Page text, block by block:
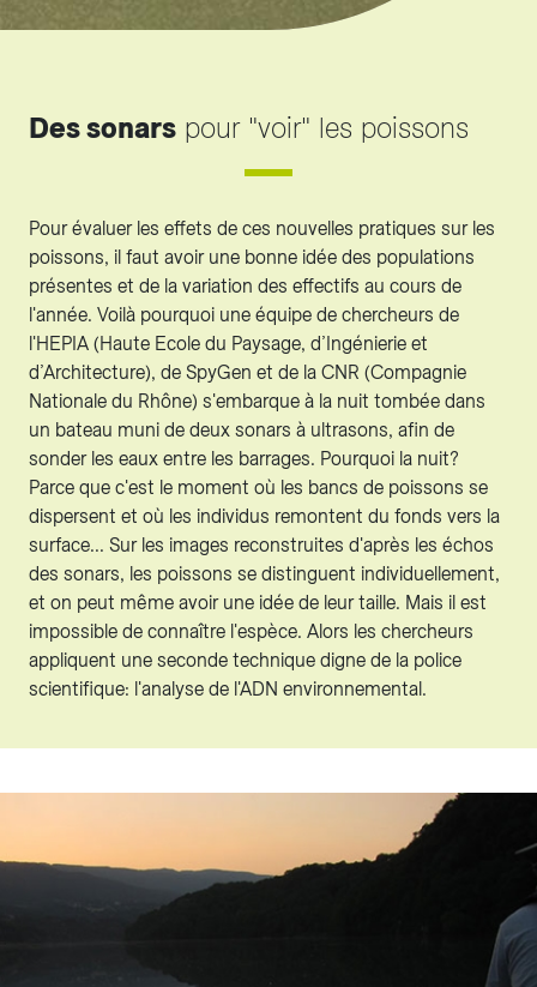
Des sonars pour "voir" les poissons
Pour évaluer les effets de ces nouvelles pratiques sur les
poissons, il faut avoir une bonne idée des populations
présentes et de la variation des effectifs au cours de
l'année. Voilà pourquoi une équipe de chercheurs de
l'HEPIA (Haute Ecole du Paysage, d’Ingénierie et
d’Architecture), de SpyGen et de la CNR (Compagnie
Nationale du Rhône) s'embarque à la nuit tombée dans
un bateau muni de deux sonars à ultrasons, afin de
sonder les eaux entre les barrages. Pourquoi la nuit?
Parce que c'est le moment où les bancs de poissons se
dispersent et où les individus remontent du fonds vers la
surface... Sur les images reconstruites d'après les échos
des sonars, les poissons se distinguent individuellement,
et on peut même avoir une idée de leur taille. Mais il est
impossible de connaître l'espèce. Alors les chercheurs
appliquent une seconde technique digne de la police
scientifique: l'analyse de l'ADN environnemental.